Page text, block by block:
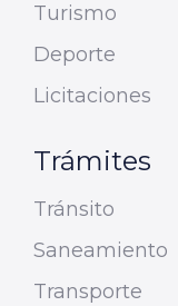
Turismo
Deporte
Licitaciones
Trámites
Tránsito
Saneamiento
Transporte